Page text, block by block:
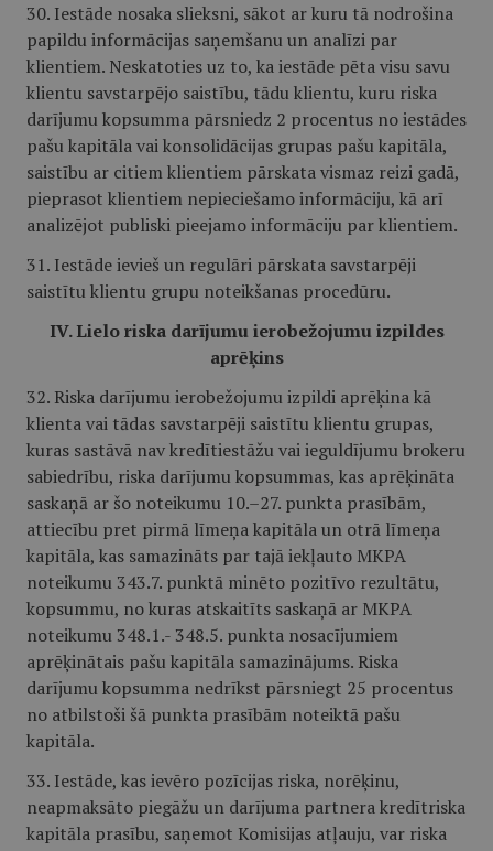
30. Iestāde nosaka slieksni, sākot ar kuru tā nodrošina
papildu informācijas saņemšanu un analīzi par
klientiem. Neskatoties uz to, ka iestāde pēta visu savu
klientu savstarpējo saistību, tādu klientu, kuru riska
darījumu kopsumma pārsniedz 2 procentus no iestādes
pašu kapitāla vai konsolidācijas grupas pašu kapitāla,
saistību ar citiem klientiem pārskata vismaz reizi gadā,
pieprasot klientiem nepieciešamo informāciju, kā arī
analizējot publiski pieejamo informāciju par klientiem.
31. Iestāde ievieš un regulāri pārskata savstarpēji
saistītu klientu grupu noteikšanas procedūru.
IV. Lielo riska darījumu ierobežojumu izpildes
aprēķins
32. Riska darījumu ierobežojumu izpildi aprēķina kā
klienta vai tādas savstarpēji saistītu klientu grupas,
kuras sastāvā nav kredītiestāžu vai ieguldījumu brokeru
sabiedrību, riska darījumu kopsummas, kas aprēķināta
saskaņā ar šo noteikumu 10.–27. punkta prasībām,
attiecību pret pirmā līmeņa kapitāla un otrā līmeņa
kapitāla, kas samazināts par tajā iekļauto MKPA
noteikumu 343.7. punktā minēto pozitīvo rezultātu,
kopsummu, no kuras atskaitīts saskaņā ar MKPA
noteikumu 348.1.- 348.5. punkta nosacījumiem
aprēķinātais pašu kapitāla samazinājums. Riska
darījumu kopsumma nedrīkst pārsniegt 25 procentus
no atbilstoši šā punkta prasībām noteiktā pašu
kapitāla.
33. Iestāde, kas ievēro pozīcijas riska, norēķinu,
neapmaksāto piegāžu un darījuma partnera kredītriska
kapitāla prasību, saņemot Komisijas atļauju, var riska